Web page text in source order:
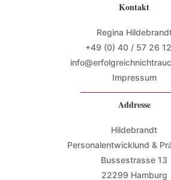
Kontakt
Regina
+49 (0) 40 / 57 26
Impressum
Addresse
Hildebrandt
Personalentwicklund &
Bussestrasse 13
22299 Hamburg